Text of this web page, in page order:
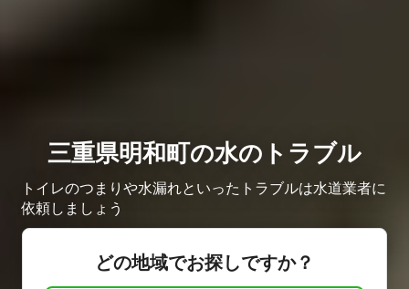
三重県明和町の水のトラブル
トイレのつまりや水漏れといったトラブルは水道業者に
依頼しましょう
どの地域でお探しですか？